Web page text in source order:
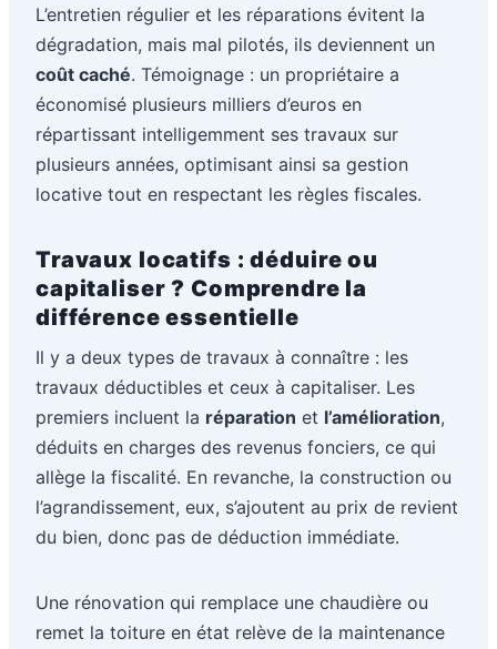
L’entretien régulier et les réparations évitent la
dégradation, mais mal pilotés, ils deviennent un
coût caché. Témoignage : un propriétaire a
économisé plusieurs milliers d’euros en
répartissant intelligemment ses travaux sur
plusieurs années, optimisant ainsi sa gestion
locative tout en respectant les règles fiscales.
Travaux locatifs : déduire ou
capitaliser ? Comprendre la
différence essentielle
Il y a deux types de travaux à connaître : les
travaux déductibles et ceux à capitaliser. Les
premiers incluent la réparation et l’amélioration,
déduits en charges des revenus fonciers, ce qui
allège la fiscalité. En revanche, la construction ou
l’agrandissement, eux, s’ajoutent au prix de revient
du bien, donc pas de déduction immédiate.
Une rénovation qui remplace une chaudière ou
remet la toiture en état relève de la maintenance